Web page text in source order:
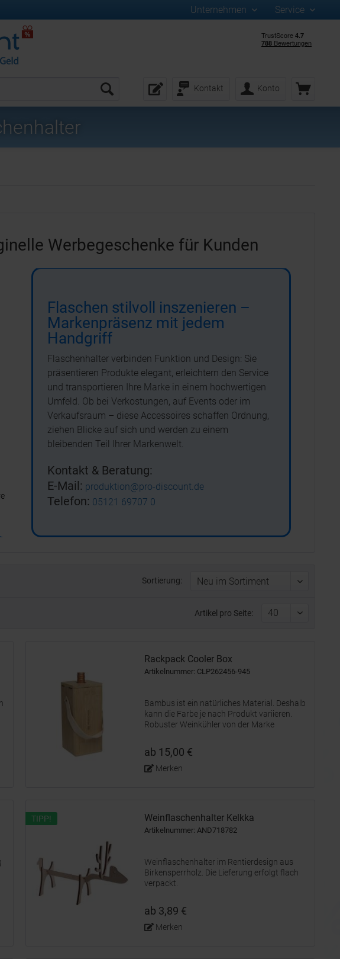
Unternehmen Service
Kontakt Konto
Werbegeschenke für Kunden
Flaschen stilvoll inszenieren –
Markenpräsenz mit jedem
Handgriff
Flaschenhalter verbinden Funktion und Design: Sie
präsentieren Produkte elegant, erleichtern den Service
und transportieren Ihre Marke in einem hochwertigen
Umfeld. Ob bei Verkostungen, auf Events oder im
Verkaufsraum – diese Accessoires schaffen Ordnung,
ziehen Blicke auf sich und werden zu einem
bleibenden Teil Ihrer Markenwelt.
Kontakt & Beratung:
E-Mail: produktion@pro-discount.de
Telefon: 05121 69707 0
Sortierung:
Artikel pro Seite:
Rackpack Cooler Box
Artikelnummer: CLP262456-945
Bambus ist ein natürliches Material. Deshalb
kann die Farbe je nach Produkt variieren.
Robuster Weinkühler von der Marke
Weinkühler ist aus FSC 100% zertifiziertem
Bambus gefertigt. Das Innere ist mit...
ab 15,00 €
Merken
TIPP! Weinflaschenhalter Kelkka
Artikelnummer: AND718782
Weinflaschenhalter im Rentierdesign aus
Birkensperrholz. Die Lieferung erfolgt flach
verpackt.
ab 3,89 €
Merken